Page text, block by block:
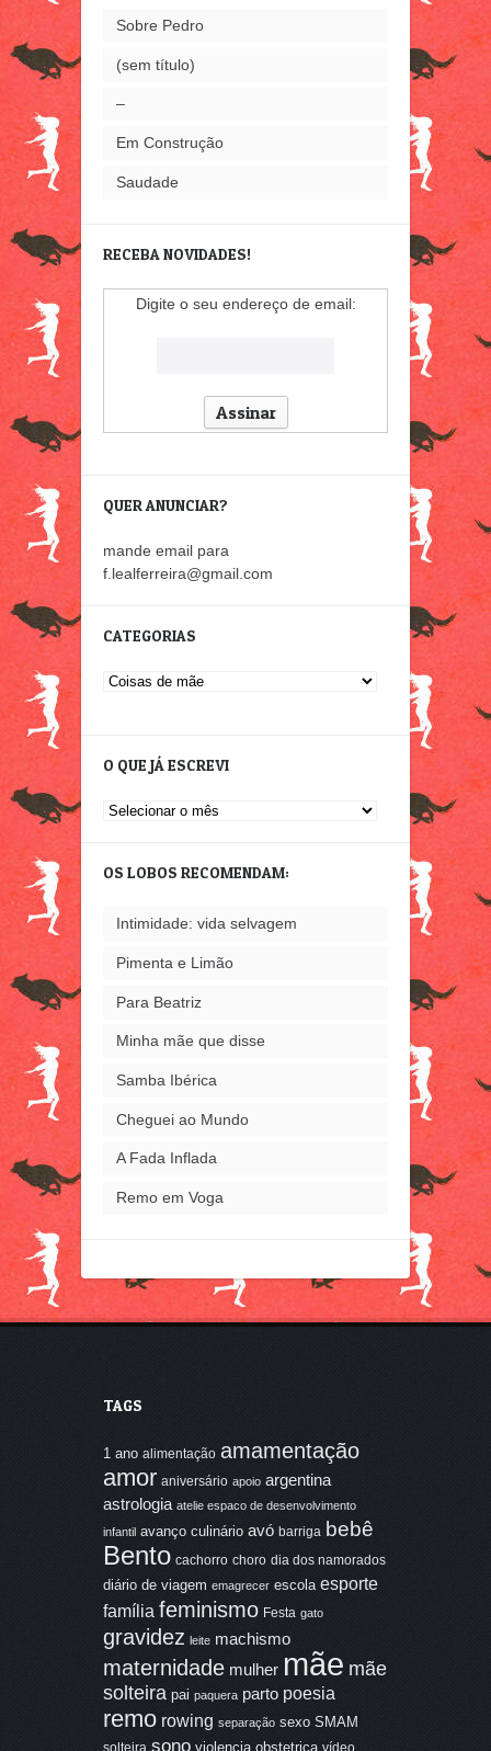
Sobre Pedro
(sem título)
–
Em Construção
Saudade
RECEBA NOVIDADES!
Digite o seu endereço de email:
QUER ANUNCIAR?
mande email para
f.lealferreira@gmail.com
CATEGORIAS
Categorias
O QUE JÁ ESCREVI
O
escrevi
OS LOBOS RECOMENDAM:
Intimidade: vida selvagem
Pimenta e Limão
Para Beatriz
Minha mãe que disse
Samba Ibérica
Cheguei ao Mundo
A Fada Inflada
Remo em Voga
TAGS
1 ano alimentação amamentação
amor aniversário apoio argentina
astrologia atelie espaco de desenvolvimento
infantil avanço culinário avó barriga bebê
Bento cachorro choro dia dos namorados
diário de viagem emagrecer escola esporte
família feminismo Festa gato
gravidez leite machismo
maternidade mulher mãe mãe
solteira pai paquera parto poesia
remo rowing separação sexo SMAM
solteira sono violencia obstetrica vídeo